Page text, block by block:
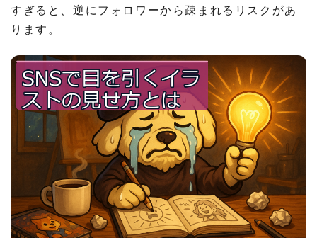
すぎると、逆にフォロワーから疎まれるリスクがあ
ります。